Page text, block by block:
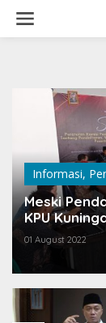
content
Informasi,
Meski
KPU
01 August 2022